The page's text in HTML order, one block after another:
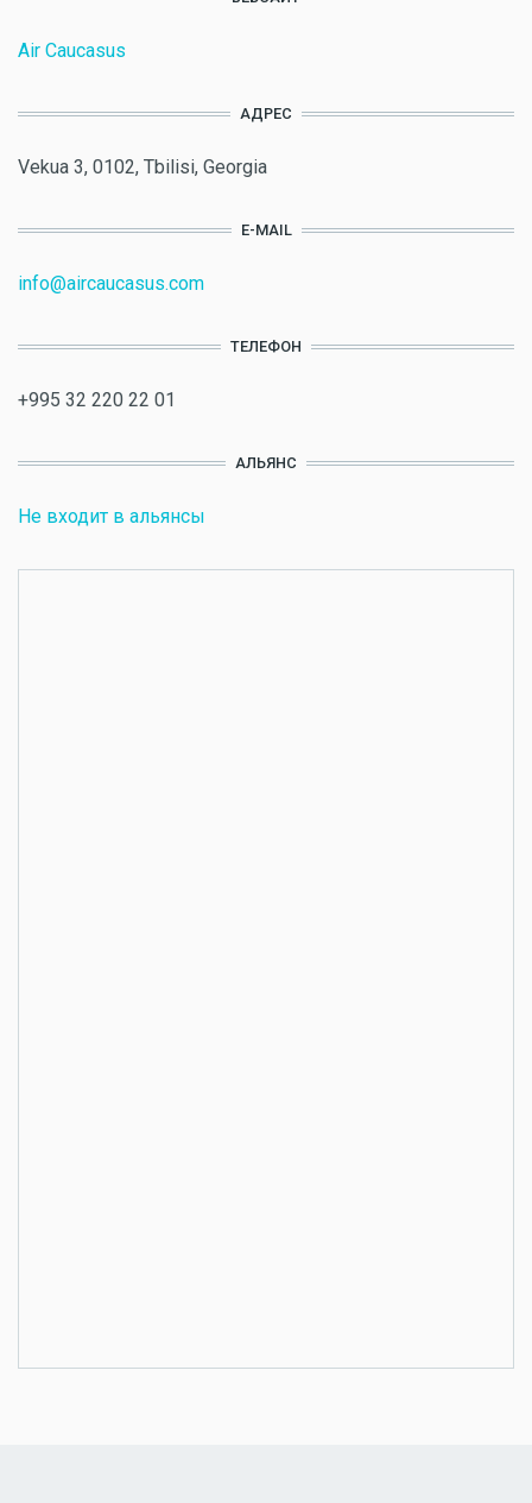
Air Caucasus
АДРЕС
Vekua 3, 0102, Tbilisi, Georgia
E-MAIL
info@aircaucasus.com
ТЕЛЕФОН
+995 32 220 22 01
АЛЬЯНС
Не входит в альянсы